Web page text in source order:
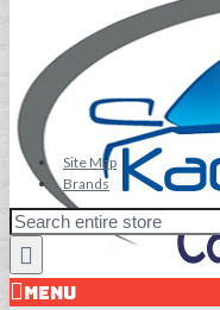
Site Map
Brands
MENU